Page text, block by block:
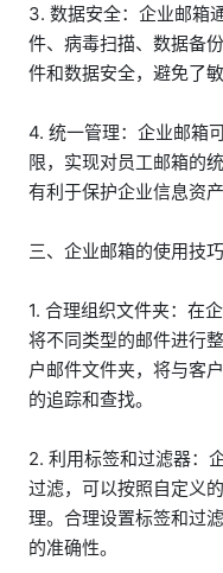
3. 数据安全：企业邮箱
件、病毒扫描、数据备
件和数据安全，避免了
4. 统一管理：企业邮箱
限，实现对员工邮箱的
有利于保护企业信息资
三、企业邮箱的使用技巧
1. 合理组织文件夹：在
将不同类型的邮件进行
户邮件文件夹，将与客
的追踪和查找。
2. 利用标签和过滤器：
过滤，可以按照自定义
理。合理设置标签和过
的准确性。